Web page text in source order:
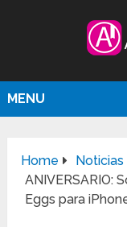
MENU
Home
Noticias
ANIVERSARIO:
Eggs para